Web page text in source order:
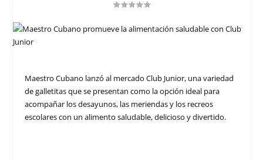
Maestro Cubano lanzó al mercado Club Junior, una variedad
de galletitas que se presentan como la opción ideal para
acompañar los desayunos, las meriendas y los recreos
escolares con un alimento saludable, delicioso y divertido.